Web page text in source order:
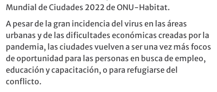
Mundial de Ciudades 2022 de ONU-Habitat.
A pesar de la gran incidencia del virus en las áreas
urbanas y de las diﬁcultades económicas creadas por la
pandemia, las ciudades vuelven a ser una vez más focos
de oportunidad para las personas en busca de empleo,
educación y capacitación, o para refugiarse del
conﬂicto.